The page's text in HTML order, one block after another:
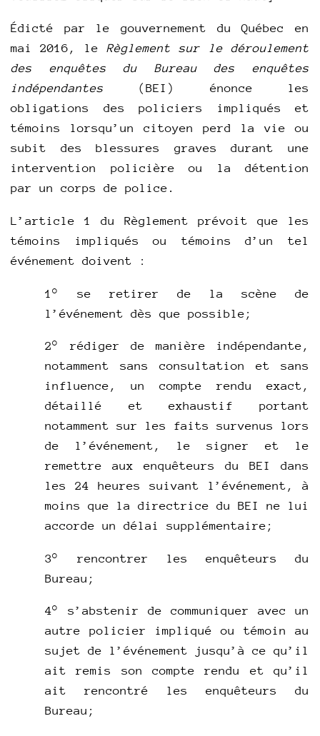
Édicté par le gouvernement du Québec en
mai 2016, le Règlement sur le déroulement
des enquêtes du Bureau des enquêtes
indépendantes (BEI) énonce les
obligations des policiers impliqués et
témoins lorsqu’un citoyen perd la vie ou
subit des blessures graves durant une
intervention policière ou la détention
par un corps de police.
L’article 1 du Règlement prévoit que les
témoins impliqués ou témoins d’un tel
événement doivent :
1° se retirer de la scène de
l’événement dès que possible;
2° rédiger de manière indépendante,
notamment sans consultation et sans
influence, un compte rendu exact,
détaillé et exhaustif portant
notamment sur les faits survenus lors
de l’événement, le signer et le
remettre aux enquêteurs du BEI dans
les 24 heures suivant l’événement, à
moins que la directrice du BEI ne lui
accorde un délai supplémentaire;
3° rencontrer les enquêteurs du
Bureau;
4° s’abstenir de communiquer avec un
autre policier impliqué ou témoin au
sujet de l’événement jusqu’à ce qu’il
ait remis son compte rendu et qu’il
ait rencontré les enquêteurs du
Bureau;